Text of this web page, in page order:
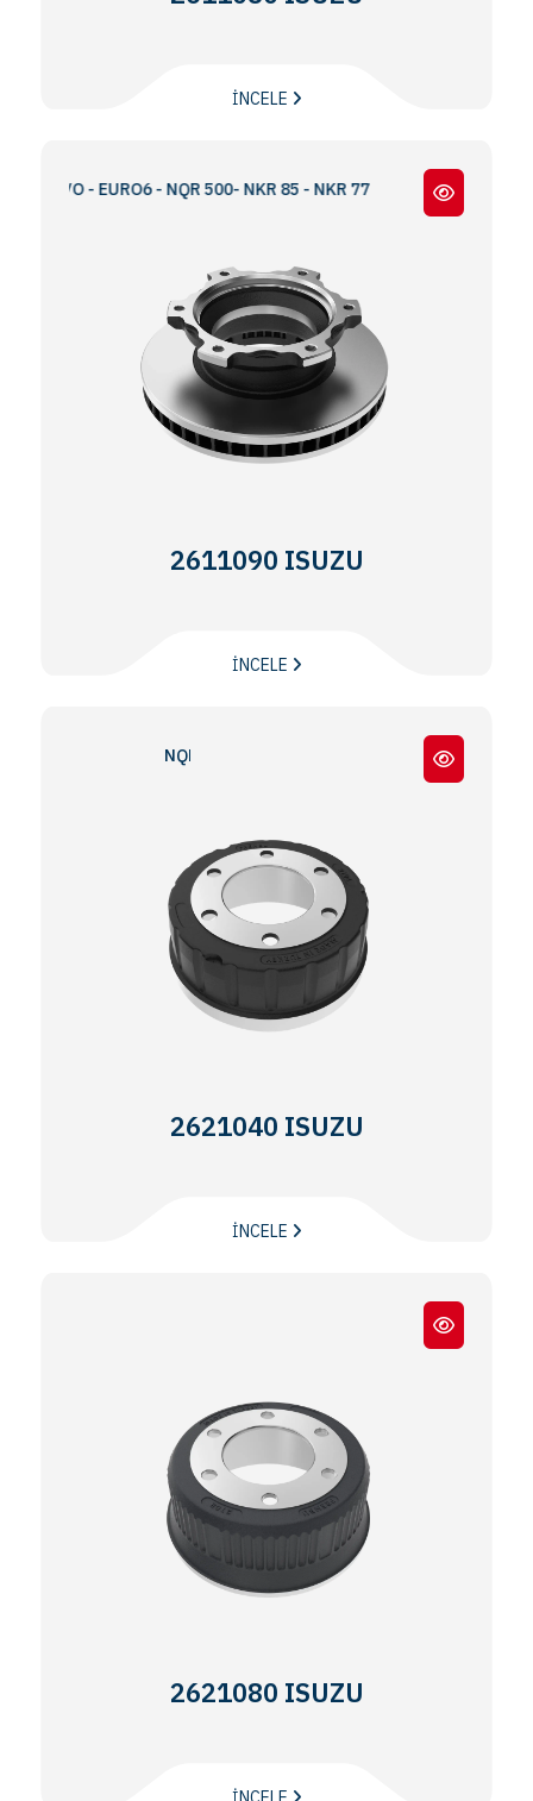
İNCELE
- EURO6 - NQR 500- NKR 85 - NKR 77
2611090 ISUZU
İNCELE
NQR - CITYBUS
2621040 ISUZU
İNCELE
2621080 ISUZU